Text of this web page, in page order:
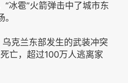
“冰雹”火箭弹击中了城市东
克兰东部发生的武装冲突
亡，超过100万人逃离家